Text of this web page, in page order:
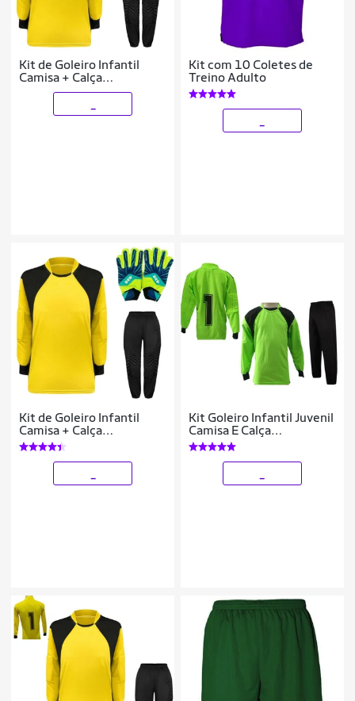
Kit de Goleiro Infantil
Camisa + Calça
Acolchoada + Luva
Kit com 10 Coletes de
Treino Adulto
Kit de Goleiro Infantil
Camisa + Calça
Acolchoada + Luva
Kit Goleiro Infantil Juvenil
Camisa E Calça
Acolchoada Novo Modelo